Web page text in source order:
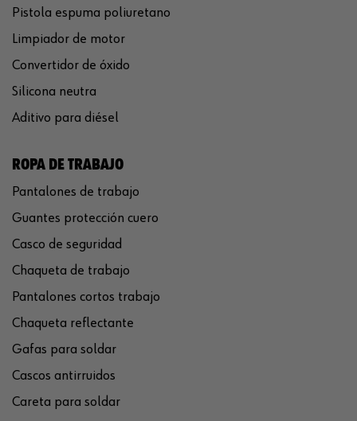
Pistola espuma poliuretano
Limpiador de motor
Convertidor de óxido
Silicona neutra
Aditivo para diésel
ROPA DE TRABAJO
Pantalones de trabajo
Guantes protección cuero
Casco de seguridad
Chaqueta de trabajo
Pantalones cortos trabajo
Chaqueta reflectante
Gafas para soldar
Cascos antirruidos
Careta para soldar